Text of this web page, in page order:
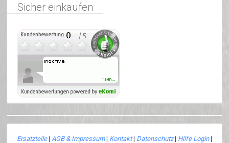
Sicher einkaufen
Ersatzteile| AGB & Impressum| Kontakt| Datenschutz| Hilfe Login|